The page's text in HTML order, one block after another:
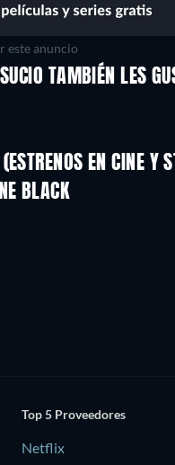
este anuncio
TAMBIÉN LES
EN CINE Y
BLACK
Top 5 Proveedores
Netflix